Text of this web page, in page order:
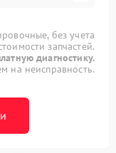
без учета
запчастей.
диагностику.
на неисправность.